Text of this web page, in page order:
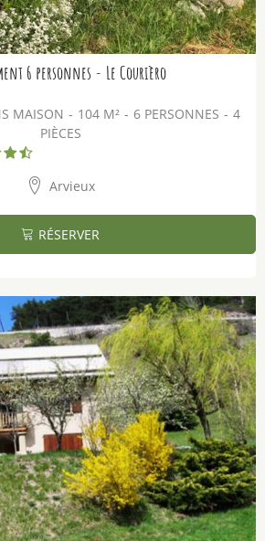
6 personnes - Le Courièro
MAISON 104 M² 6 PERSONNES
4
PIÈCES
Arvieux
RÉSERVER